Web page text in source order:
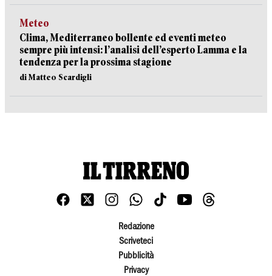
Meteo
Clima, Mediterraneo bollente ed eventi meteo
sempre più intensi: l’analisi dell’esperto Lamma e la
tendenza per la prossima stagione
di Matteo Scardigli
Redazione
Scriveteci
Pubblicità
Privacy